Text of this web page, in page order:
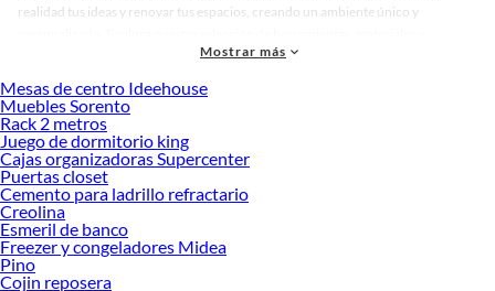
realidad tus ideas y renovar tus espacios, creando un ambiente único y
accesorios de calidad que te ayudarán a crear un espacio más tú.
Desde remodelaciones hasta proyectos de decoración, estamos aquí para hacer
tus ideas realidad. ¡Visítanos y encuentra todo lo que tenemos para ofrecerte en
Químicos de Piscina y Dispensadores!
Explora la variedad de productos de Químicos de Piscina y
Dispensadores en Sodimac
Herramientas, materiales y accesorios de calidad para tus proyectos y
renovación de espacios. ¡Visítanos y descubre todo lo que tenemos para
ofrecerte!
Mostrar más
Mesas de centro Ideehouse
Muebles Sorento
Rack 2 metros
Juego de dormitorio king
Cajas organizadoras Supercenter
Puertas closet
Cemento para ladrillo refractario
Creolina
Esmeril de banco
Freezer y congeladores Midea
Pino
Cojin reposera